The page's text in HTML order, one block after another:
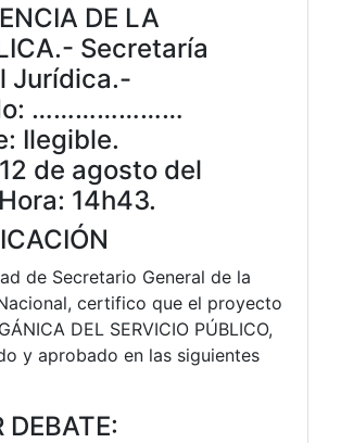
DE LA
Secretaría
Jurídica.-
…………………
Ilegible.
de agosto del
14h43.
de Secretario General de la
certifico que el proyecto
DEL SERVICIO PÚBLICO,
y aprobado en las siguientes
DEBATE: